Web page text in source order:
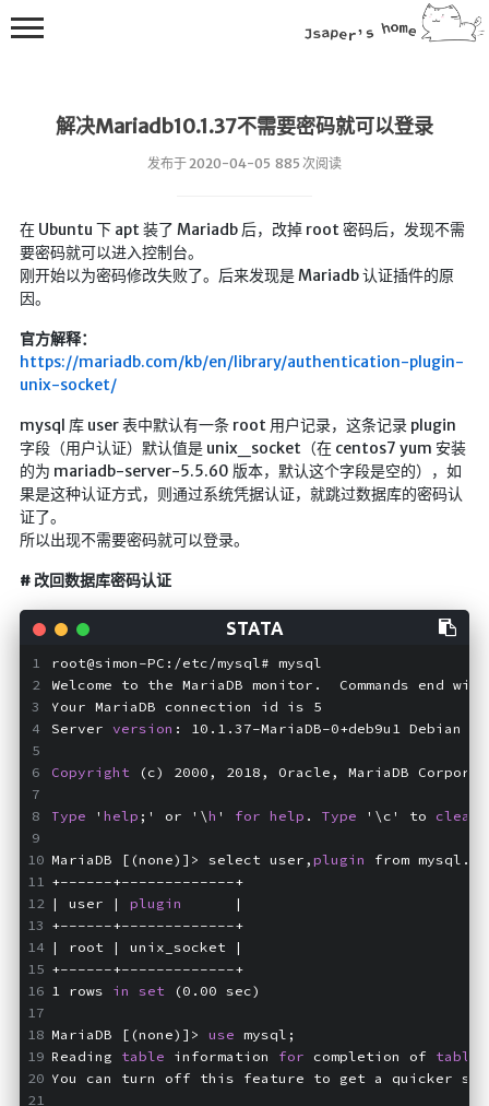
解决Mariadb10.1.37不需要密码就可以登录
发布于 2020-04-05 885 次阅读
在 Ubuntu 下 apt 装了 Mariadb 后，改掉 root 密码后，发现不需
要密码就可以进入控制台。
刚开始以为密码修改失败了。后来发现是 Mariadb 认证插件的原
因。
官方解释：
https://mariadb.com/kb/en/library/authentication-plugin-
unix-socket/
mysql 库 user 表中默认有一条 root 用户记录，这条记录 plugin
字段（用户认证）默认值是 unix_socket（在 centos7 yum 安装
的为 mariadb-server-5.5.60 版本，默认这个字段是空的），如
果是这种认证方式，则通过系统凭据认证，就跳过数据库的密码认
证了。
所以出现不需要密码就可以登录。
# 改回数据库密码认证
root@simon-PC:/etc/mysql# mysql
Welcome to the MariaDB monitor.  Commands end
Your MariaDB connection id is 5
Server version : 10.1.37-MariaDB-0+deb9u1 Debian
Copyright (c) 2000, 2018, Oracle, MariaDB
Type ' help ;' or '\h ' for help . Type '\c' to clear
MariaDB [(none)]> select user, plugin
from
+------+-------------+
| user | plugin
      |
+------+-------------+
| root | unix_socket |
+------+-------------+
1 rows in set (0.00 sec)
MariaDB [(none)]> use mysql;
Reading table information for completion of table
You can turn off this feature to get a quicker
💻在线桌面
导航站
合集网
鱼塘热榜
航拍全景
暗网导航
简易代理
网页代理备用
Google访问助手
影视无广告
在线影视备用
在线影视 备用2
在线影视新增
导航站